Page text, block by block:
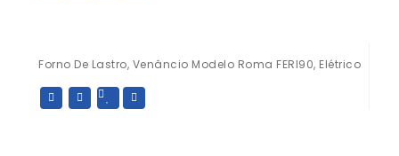
Forno De Lastro, Venâncio Modelo Roma FERI90, Elétrico